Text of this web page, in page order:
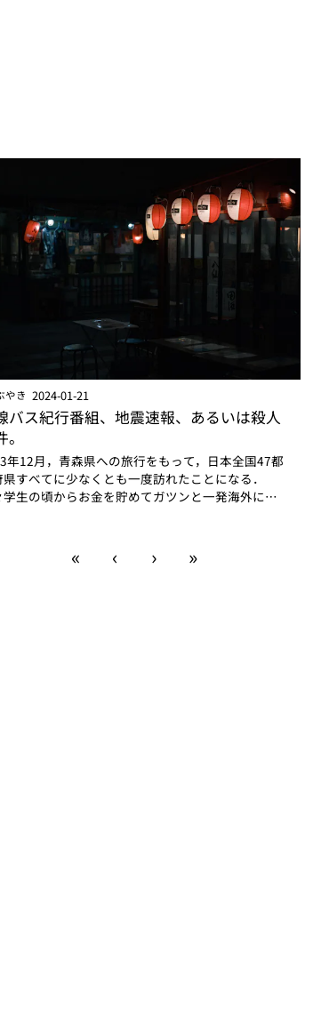
やき 2024-01-21
バス紀行番組、地震速報、あるいは殺人
年12月，青森県への旅行をもって，日本全国47都
すべてに少なくとも一度訪れたことになる．
学生の頃からお金を貯めてガツンと一発海外に行
« ‹ › »